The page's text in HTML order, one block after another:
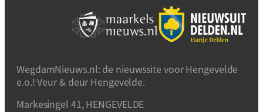
WegdamNieuws.nl: de nieuwssite voor Hengevelde
e.o.! Veur & deur Hengevelde.
Markesingel 41, HENGEVELDE